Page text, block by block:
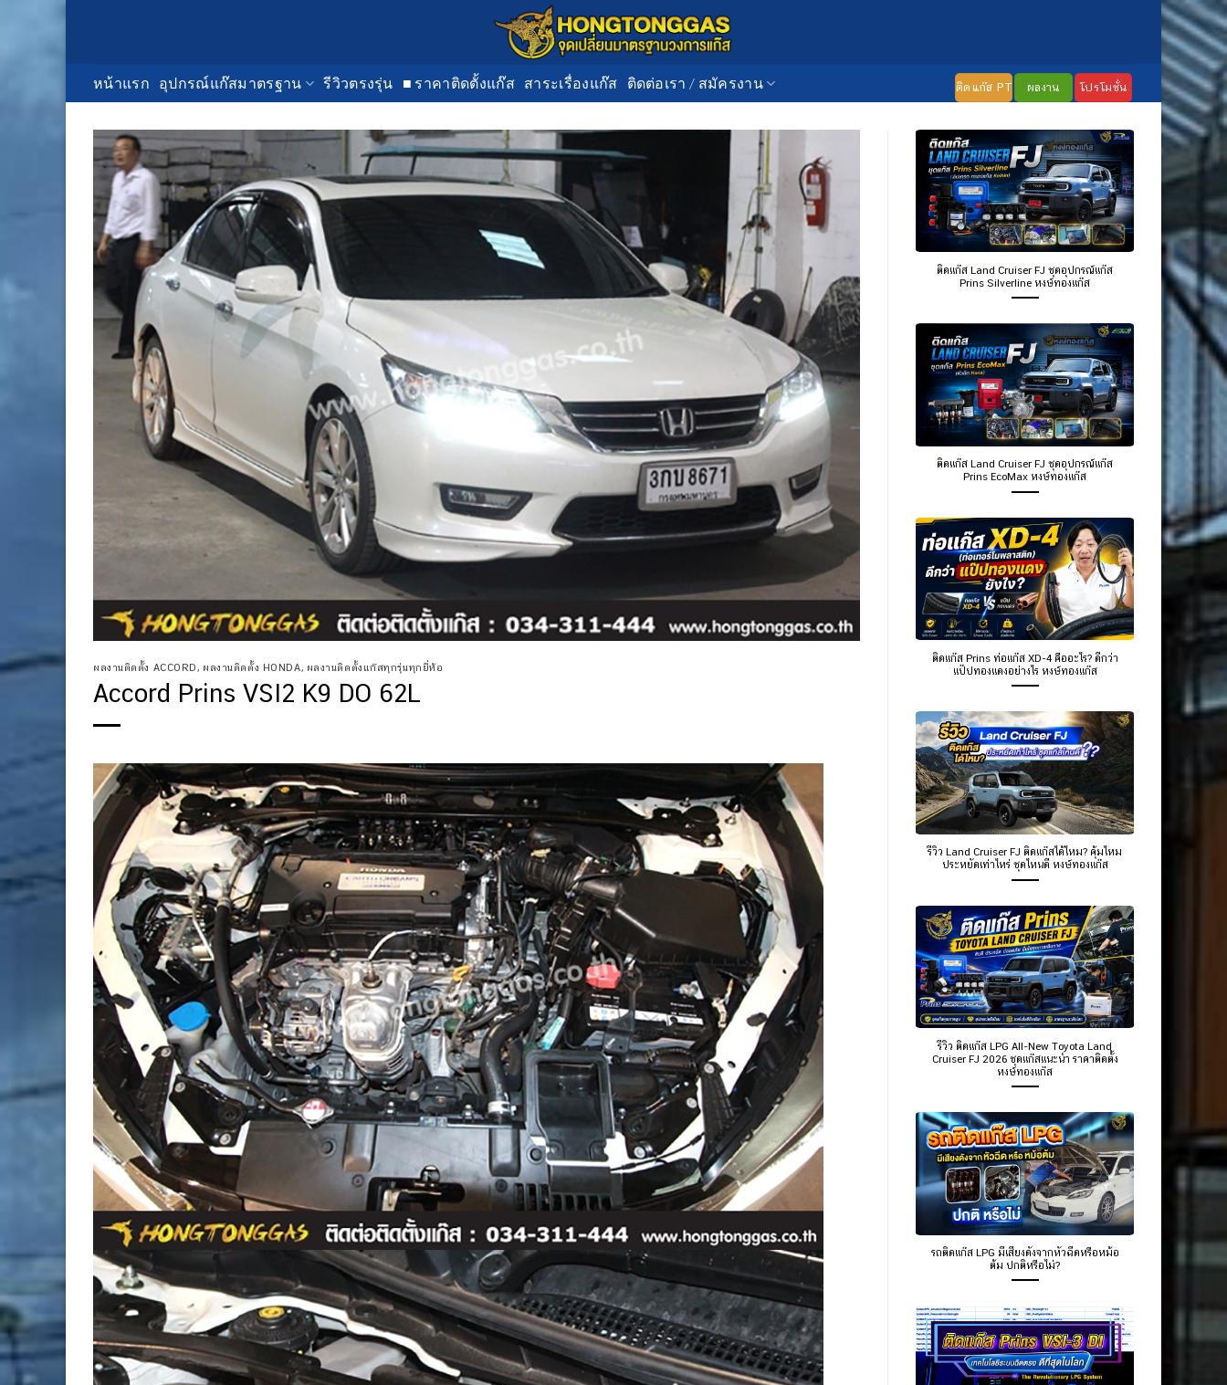
หน้าแรก
อุปกรณ์แก๊สมาตรฐาน รีวิวตรงรุ่น ■ ราคาติดตั้งแก๊ส สาระเรื่องแก๊ส ติดต่อเรา / สมัครงาน ติดแก๊ส PT ผลงาน โปรโมชั่น
ผลงานติดตั้ง ACCORD , ผลงานติดตั้ง HONDA, ผลงานติดตั้งแก๊สทุกรุ่นทุกยี่ห้อ
Accord Prins VSI2 K9 DO 62L
ติดแก๊ส Land Cruiser FJ ชุดอุปกรณ์แก๊ส
Prins Silverline หงษ์ทองแก๊ส
ติดแก๊ส Land Cruiser FJ ชุดอุปกรณ์แก๊ส
Prins EcoMax หงษ์ทองแก๊ส
ติดแก๊ส Prins ท่อแก๊ส XD-4 คืออะไร? ดีกว่า
แป๊ปทองแดงอย่างไร หงษ์ทองแก๊ส
รีวิว Land Cruiser FJ ติดแก๊สได้ไหม? คุ้มไหม
ประหยัดเท่าไหร่ ชุดไหนดี หงษ์ทองแก๊ส
รีวิว ติดแก๊ส LPG All-New Toyota Land
Cruiser FJ 2026 ชุดแก๊สแนะนำ ราคาติดตั้ง
หงษ์ทองแก๊ส
รถติดแก๊ส LPG มีเสียงดังจากหัวฉีดหรือหม้อ
ต้ม ปกติหรือไม่?